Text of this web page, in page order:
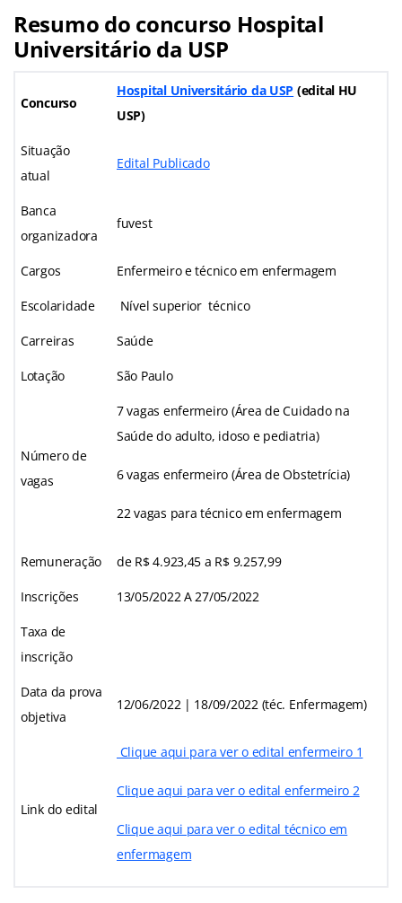
Resumo do concurso Hospital
Universitário da USP
Concurso
Hospital Universitário da USP (edital HU
USP)
Situação
atual
Edital Publicado
Banca
organizadora
fuvest
Cargos Enfermeiro e técnico em enfermagem
Escolaridade Nível superior técnico
Carreiras Saúde
Lotação São Paulo
Número de
vagas
7 vagas enfermeiro (Área de Cuidado na
Saúde do adulto, idoso e pediatria)
6 vagas enfermeiro (Área de Obstetrícia)
22 vagas para técnico em enfermagem
Remuneração de R$ 4.923,45 a R$ 9.257,99
Inscrições 13/05/2022 A 27/05/2022
Taxa de
inscrição
Data da prova
objetiva
12/06/2022 | 18/09/2022 (téc. Enfermagem)
Link do edital
Clique aqui para ver o edital enfermeiro 1
Clique aqui para ver o edital enfermeiro 2
Clique aqui para ver o edital técnico em
enfermagem